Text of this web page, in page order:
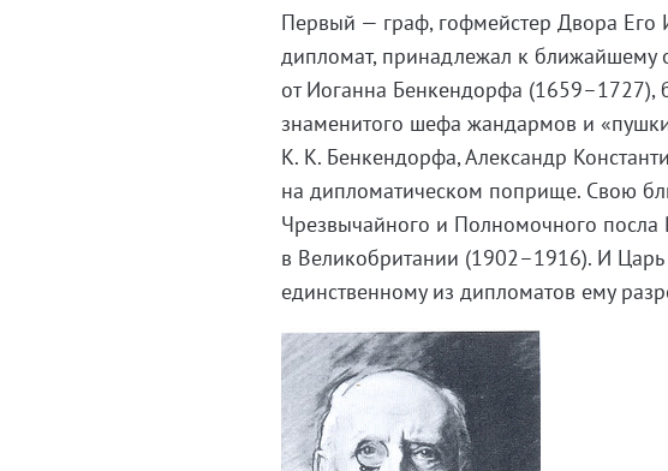
Первый — граф, гофмейстер Двора Его
дипломат, принадлежал к ближайшему
от Иоганна Бенкендорфа (1659–1727),
знаменитого шефа жандармов и
К. К. Бенкендорфа, Александр
на дипломатическом поприще. Свою
Чрезвычайного и Полномочного
в Великобритании (1902–1916). И
единственному из дипломатов ему